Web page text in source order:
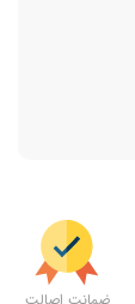
ضمانت اصالت